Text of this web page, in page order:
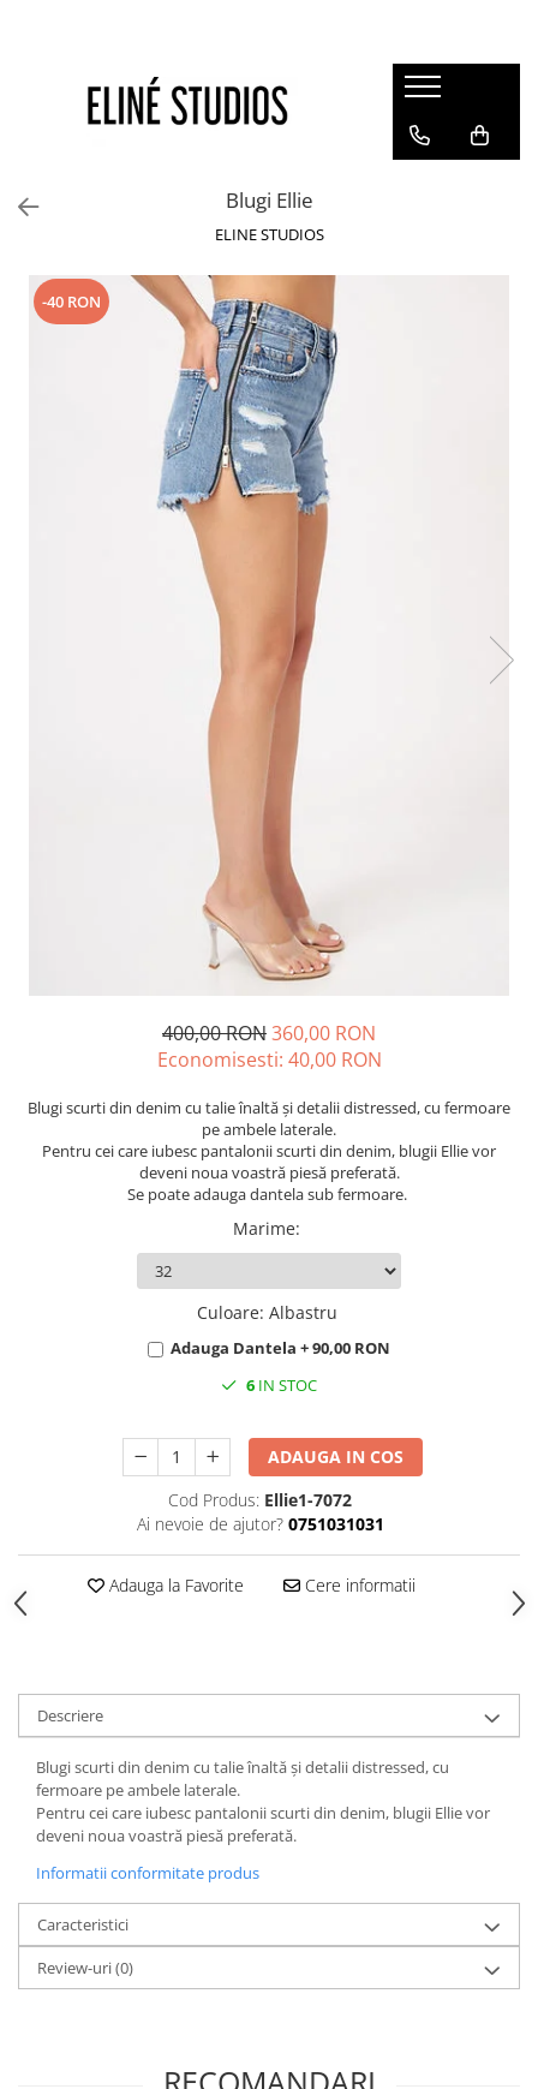
Best Sellers
Rochii
Pantaloni
Fuste
Blugi Ellie
ELINE STUDIOS
-40 RON
400,00 RON360,00 RON
Economisesti: 40,00 RON
Blugi scurti din denim cu talie înaltă și detalii distressed, cu fermoare
pe ambele laterale.
Pentru cei care iubesc pantalonii scurti din denim, blugii Ellie vor
deveni noua voastră piesă preferată.
Se poate adauga dantela sub fermoare.
Marime:
Culoare: Albastru
Adauga Dantela + 90,00 RON
6 IN STOC
ADAUGA IN COS
Cod Produs: Ellie1-7072
Ai nevoie de ajutor? 0751031031
Adauga la Favorite Cere informatii
Descriere
Blugi scurti din denim cu talie înaltă și detalii distressed, cu
fermoare pe ambele laterale.
Pentru cei care iubesc pantalonii scurti din denim, blugii Ellie vor
deveni noua voastră piesă preferată.
Informatii conformitate produs
Caracteristici
Review-uri(0)